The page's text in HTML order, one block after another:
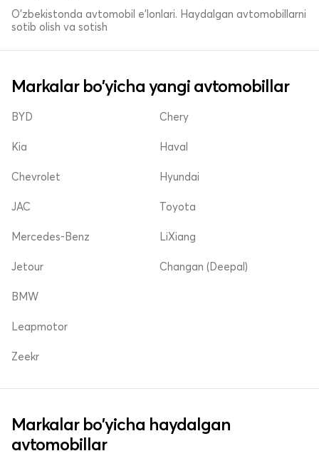
O'zbekistonda avtomobil e’lonlari. Haydalgan avtomobillarni
sotib olish va sotish
Markalar bo'yicha yangi avtomobillar
BYD
Kia
Chevrolet
Chery
Haval
Hyundai
JAC
Mercedes-Benz
Jetour
Toyota
LiXiang
Changan (Deepal)
BMW
Leapmotor
Zeekr
Markalar bo'yicha haydalgan
avtomobillar